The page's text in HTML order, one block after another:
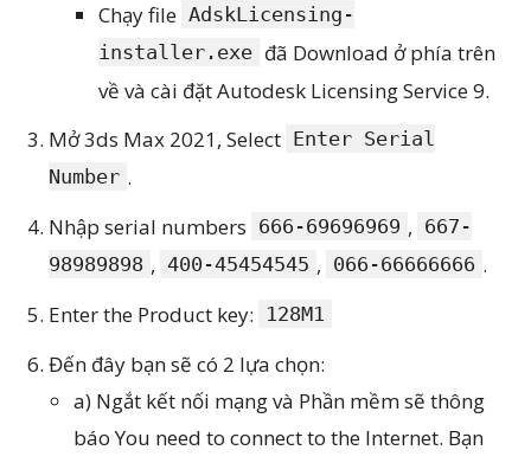
Chạy file AdskLicensing-
installer.exe đã Download ở phía trên
về và cài đặt Autodesk Licensing Service 9.
Mở 3ds Max 2021, Select Enter Serial
Number .
Nhập serial numbers 666-69696969 , 667-
98989898 , 400-45454545 , 066-66666666 .
Enter the Product key:
128M1
Đến đây bạn sẽ có 2 lựa chọn:
a) Ngắt kết nối mạng và Phần mềm sẽ thông
báo You need to connect to the Internet. Bạn